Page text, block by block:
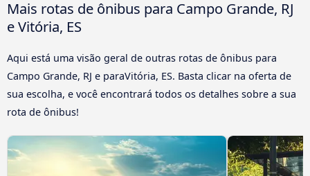
Mais rotas de ônibus para Campo Grande, RJ
e Vitória, ES
Aqui está uma visão geral de outras rotas de ônibus para
Campo Grande, RJ e paraVitória, ES. Basta clicar na oferta de
sua escolha, e você encontrará todos os detalhes sobre a sua
rota de ônibus!